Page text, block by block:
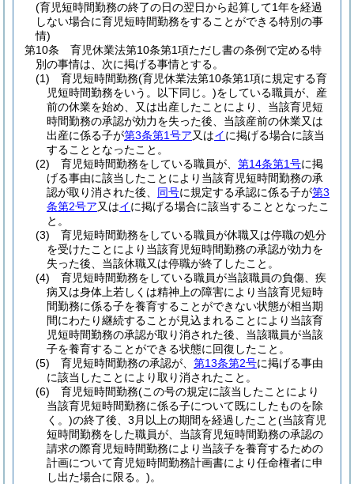
(育児短時間勤務の終了の日の翌日から起算して1年を経過
しない場合に育児短時間勤務をすることができる特別の事
情)
第10条
育児休業法第10条第1項ただし書の条例で定める特
別の事情は、次に掲げる事情とする。
(1)
育児短時間勤務(育児休業法第10条第1項に規定する育
児短時間勤務をいう。以下同じ。)をしている職員が、産
前の休業を始め、又は出産したことにより、当該育児短
時間勤務の承認が効力を失った後、当該産前の休業又は
出産に係る子が第3条第1号ア又はイに掲げる場合に該当
することとなったこと。
(2)
育児短時間勤務をしている職員が、 第14条第1号に掲
げる事由に該当したことにより当該育児短時間勤務の承
認が取り消された後、 同号に規定する承認に係る子が第3
条第2号ア又はイに掲げる場合に該当することとなったこ
と。
(3)
育児短時間勤務をしている職員が休職又は停職の処分
を受けたことにより当該育児短時間勤務の承認が効力を
失った後、当該休職又は停職が終了したこと。
(4)
育児短時間勤務をしている職員が当該職員の負傷、疾
病又は身体上若しくは精神上の障害により当該育児短時
間勤務に係る子を養育することができない状態が相当期
間にわたり継続することが見込まれることにより当該育
児短時間勤務の承認が取り消された後、当該職員が当該
子を養育することができる状態に回復したこと。
(5)
育児短時間勤務の承認が、 第13条第2号に掲げる事由
に該当したことにより取り消されたこと。
(6)
育児短時間勤務(この号の規定に該当したことにより
当該育児短時間勤務に係る子について既にしたものを除
く。)の終了後、3月以上の期間を経過したこと(当該育児
短時間勤務をした職員が、当該育児短時間勤務の承認の
請求の際育児短時間勤務により当該子を養育するための
計画について育児短時間勤務計画書により任命権者に申
し出た場合に限る。)。